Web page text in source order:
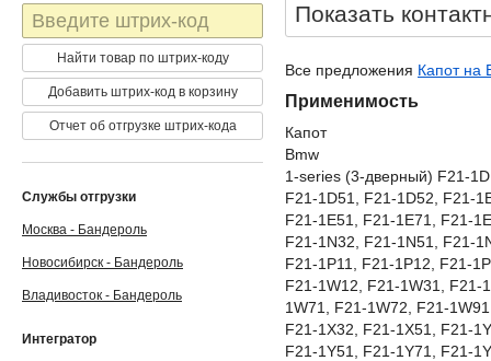
Показать
Все предложения Капот на
Применимость
Капот
Bmw
1-series (3-дверный) F21-
F21-1D51, F21-1D52, F21-
F21-1E51, F21-1E71, F21-
F21-1N32, F21-1N51, F21-
F21-1P11, F21-1P12, F21-
F21-1W12, F21-1W31, F21-
1W71, F21-1W72, F21-
F21-1X32, F21-1X51, F21-
F21-1Y51, F21-1Y71, F21-
Штрих-
код
Найти товар по штрих-коду
Добавить штрих-код в корзину
Отчет об отгрузке штрих-кода
Службы отгрузки
Москва - Бандероль
Новосибирск - Бандероль
Владивосток - Бандероль
Интегратор